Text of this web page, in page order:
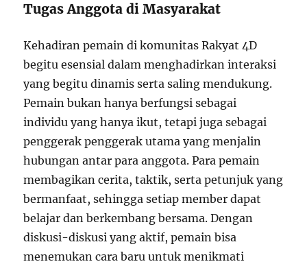
Tugas Anggota di Masyarakat
Kehadiran pemain di komunitas Rakyat 4D
begitu esensial dalam menghadirkan interaksi
yang begitu dinamis serta saling mendukung.
Pemain bukan hanya berfungsi sebagai
individu yang hanya ikut, tetapi juga sebagai
penggerak penggerak utama yang menjalin
hubungan antar para anggota. Para pemain
membagikan cerita, taktik, serta petunjuk yang
bermanfaat, sehingga setiap member dapat
belajar dan berkembang bersama. Dengan
diskusi-diskusi yang aktif, pemain bisa
menemukan cara baru untuk menikmati